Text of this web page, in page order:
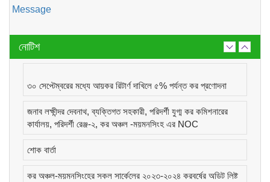
Message
নোটিশ
৩০ সেপ্টেম্বরের মধ্যে আয়কর রিটার্ণ দাখিলে ৫% পর্যন্ত কর প্রণোদনা
জনাব লক্ষীন্দর দেবনাথ, ব্যক্তিগত সহকারী, পরিদর্শী যুগ্ম কর কমিশনারের
কার্যালয়, পরিদর্শী রেঞ্জ-২, কর অঞ্চল -ময়মনসিংহ এর NOC
শোক বার্তা
কর অঞ্চল-ময়মনসিংহের সকল সার্কেলের ২০২৩-২০২৪ করবর্ষের অডিট লিষ্ট